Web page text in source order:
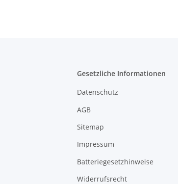
Gesetzliche Informationen
Datenschutz
AGB
Sitemap
Impressum
Batteriegesetzhinweise
Widerrufsrecht